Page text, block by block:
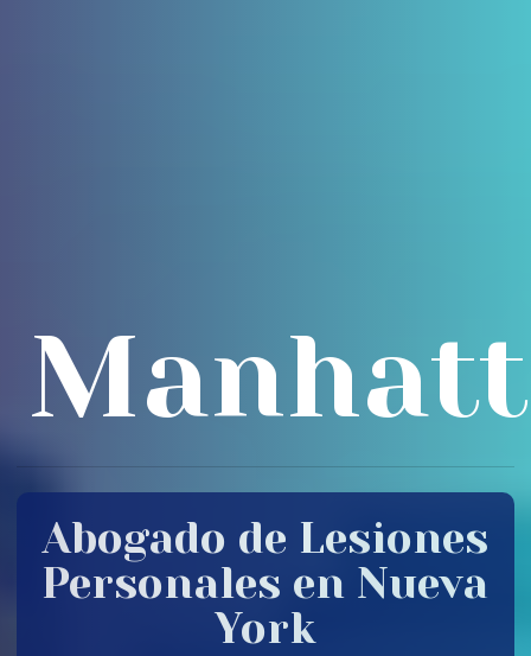
Abogado de Lesiones
Personales en Nueva
York